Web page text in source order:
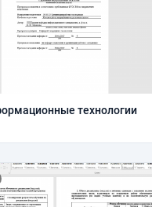
технологии